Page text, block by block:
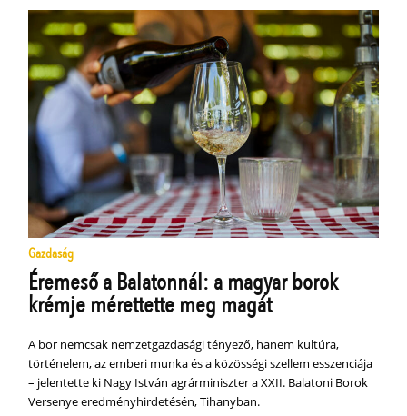
Gazdaság
Éremeső a Balatonnál: a magyar borok
krémje mérettette meg magát
A bor nemcsak nemzetgazdasági tényező, hanem kultúra,
történelem, az emberi munka és a közösségi szellem esszenciája
– jelentette ki Nagy István agrárminiszter a XXII. Balatoni Borok
Versenye eredményhirdetésén, Tihanyban.